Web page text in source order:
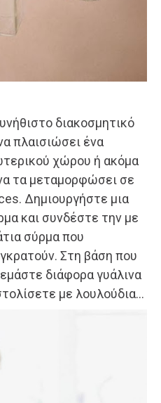
διακοσμητικό
πλαισιώσει ένα
χώρου ή ακόμα
τα μεταμορφώσει σε
Δημιουργήστε μια
και συνδέστε την με
σύρμα που
Στη βάση που
διάφορα γυάλινα
με λουλούδια…